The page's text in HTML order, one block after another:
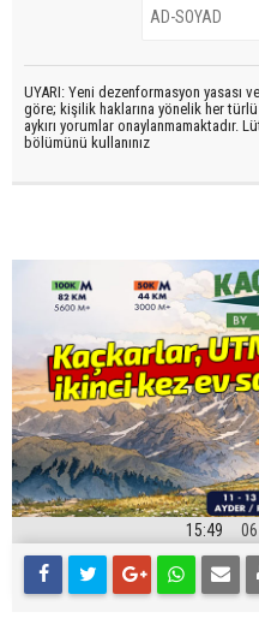
UYARI: Yeni dezenformasyon yasası
göre; kişilik haklarına yönelik her
aykırı yorumlar onaylanmamaktadır.
bölümünü kullanınız
15:49